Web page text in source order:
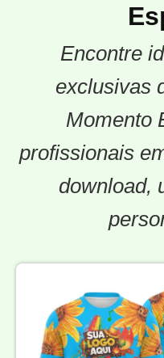
Encontre
exclusivas
Momento
profissionais
download,